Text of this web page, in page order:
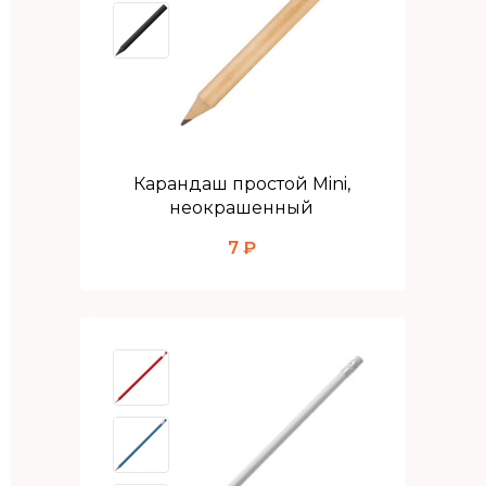
Карандаш простой Mini,
неокрашенный
7 ₽